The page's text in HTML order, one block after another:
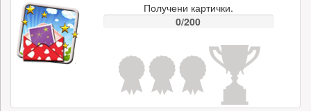
Получени картички.
0/200